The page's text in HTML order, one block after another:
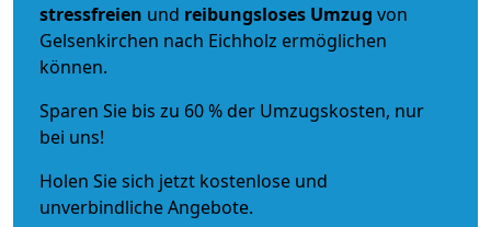
stressfreien und reibungsloses Umzug von
Gelsenkirchen nach Eichholz ermöglichen
können.
Sparen Sie bis zu 60 % der Umzugskosten, nur
bei uns!
Holen Sie sich jetzt kostenlose und
unverbindliche Angebote.